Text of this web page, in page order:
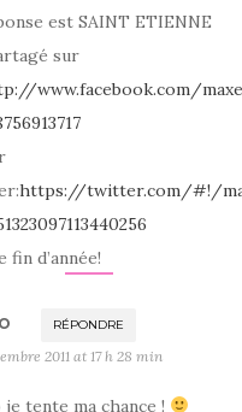
est SAINT ETIENNE
sur
www.facebook.com/
https://twitter.com/#!/
fin d’année!
RÉPONDRE
2011 at 17 h 28 min
je tente ma chance !